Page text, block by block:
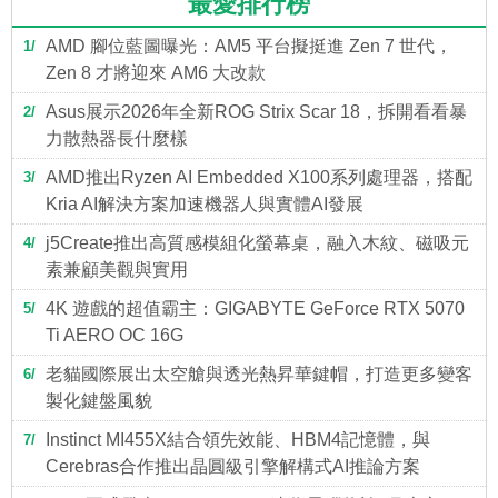
1
AMD 腳位藍圖曝光：AM5 平台擬挺進 Zen 7 世代，
Zen 8 才將迎來 AM6 大改款
2
Asus展示2026年全新ROG Strix Scar 18，拆開看看暴
力散熱器長什麼樣
3
AMD推出Ryzen AI Embedded X100系列處理器，搭配
Kria AI解決方案加速機器人與實體AI發展
4
j5Create推出高質感模組化螢幕桌，融入木紋、磁吸元
素兼顧美觀與實用
5
4K 遊戲的超值霸主：GIGABYTE GeForce RTX 5070
Ti AERO OC 16G
6
老貓國際展出太空艙與透光熱昇華鍵帽，打造更多變客
製化鍵盤風貌
7
Instinct MI455X結合領先效能、HBM4記憶體，與
Cerebras合作推出晶圓級引擎解構式AI推論方案